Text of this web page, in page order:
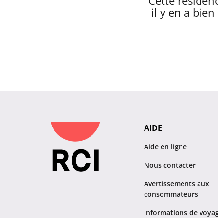
il y en a bien
AIDE
Aide en ligne
Nous contacter
Avertissements aux
consommateurs
Informations de